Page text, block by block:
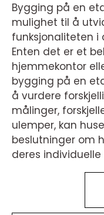
Bygging på en
mulighet til å
funksjonaliteten i
Enten det er et
hjemmekontor
bygging på en
å vurdere
målinger,
ulemper, kan
beslutninger om
deres individuelle